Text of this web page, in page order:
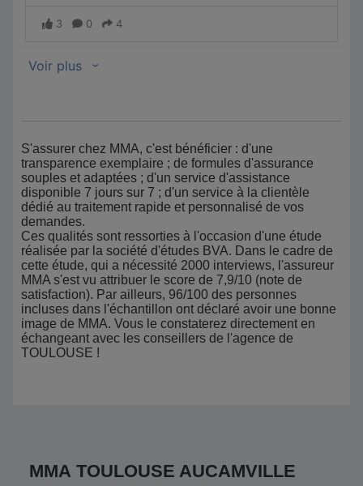
S'assurer chez MMA, c'est bénéficier : d'une
transparence exemplaire ; de formules d'assurance
souples et adaptées ; d'un service d'assistance
disponible 7 jours sur 7 ; d'un service à la clientèle
dédié au traitement rapide et personnalisé de vos
demandes.
Ces qualités sont ressorties à l'occasion d'une étude
réalisée par la société d'études BVA. Dans le cadre de
cette étude, qui a nécessité 2000 interviews, l'assureur
MMA s'est vu attribuer le score de 7,9/10 (note de
satisfaction). Par ailleurs, 96/100 des personnes
incluses dans l'échantillon ont déclaré avoir une bonne
image de MMA. Vous le constaterez directement en
échangeant avec les conseillers de l'agence de
TOULOUSE !
MMA TOULOUSE AUCAMVILLE